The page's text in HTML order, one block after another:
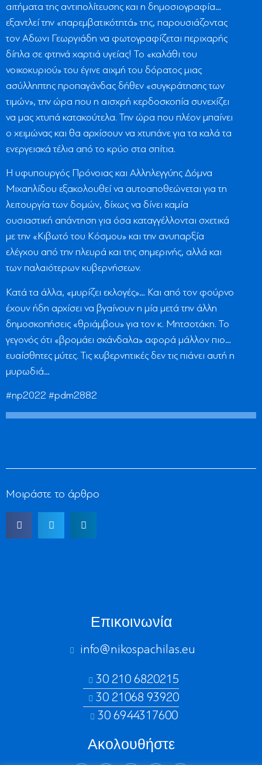
αιτήματα της αντιπολίτευσης και η δημοσιογραφία…
εξαντλεί την «παρεμβατικότητά» της, παρουσιάζοντας
τον Αδωνι Γεωργιάδη να φωτογραφίζεται περιχαρής
δίπλα σε φτηνά χαρτιά υγείας! Το «καλάθι του
νοικοκυριού» του έγινε αιχμή του δόρατος μιας
ασύλληπτης προπαγάνδας δήθεν «συγκράτησης των
τιμών», την ώρα που η αισχρή κερδοσκοπία συνεχίζει
να μας χτυπά κατακούτελα. Την ώρα που πλέον μπαίνει
ο χειμώνας και θα αρχίσουν να χτυπάνε για τα καλά τα
ενεργειακά τέλια από το κρύο στα σπίτια.
Η υφυπουργός Πρόνοιας και Αλληλεγγύης Δόμνα
Μιχαηλίδου εξακολουθεί να αυτοαποθεώνεται για τη
λειτουργία των δομών, δίχως να δίνει καμία
ουσιαστική απάντηση για όσα καταγγέλλονται σχετικά
με την «Κιβωτό του Κόσμου» και την ανυπαρξία
ελέγχου από την πλευρά και της σημερινής, αλλά και
των παλαιότερων κυβερνήσεων.
Κατά τα άλλα, «μυρίζει εκλογές»… Και από τον φούρνο
έχουν ήδη αρχίσει να βγαίνουν η μία μετά την άλλη
δημοσκοπήσεις «θριάμβου» για τον κ. Μητσοτάκη. Το
γεγονός ότι «βρομάει σκάνδαλα» αφορά μάλλον πιο…
ευαίσθητες μύτες. Τις κυβερνητικές δεν τις πιάνει αυτή η
μυρωδιά…
#np2022 #pdm2882
Μοιράστε το άρθρο
Επικοινωνία
info@nikospachilas.eu​
Ακολουθήστε
30 210 6820215
30 21068 93920
30 6944317600